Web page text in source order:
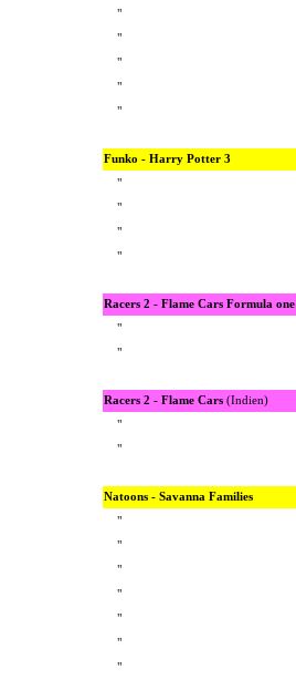
"
"
"
"
"
Funko - Harry Potter 3
"
"
"
"
Racers 2 - Flame Cars Formula one
"
"
Racers 2 - Flame Cars (Indien)
"
"
Natoons - Savanna Families
"
"
"
"
"
"
"